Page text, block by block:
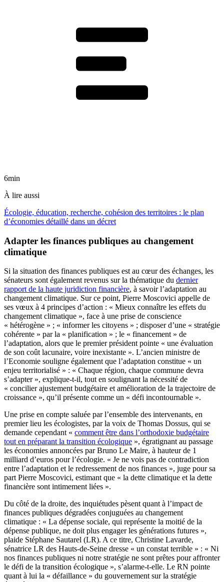
6min
À lire aussi
Écologie, éducation, recherche, cohésion des territoires : le plan
d’économies détaillé dans un décret
Adapter les finances publiques au changement
climatique
Si la situation des finances publiques est au cœur des échanges, les
sénateurs sont également revenus sur la thématique du dernier
rapport de la haute juridiction financière, à savoir l’adaptation au
changement climatique. Sur ce point, Pierre Moscovici appelle de
ses vœux à 4 principes d’action : « Mieux connaître les effets du
changement climatique », face à une prise de conscience
« hétérogène » ; « informer les citoyens » ; disposer d’une « stratégie
cohérente » par la « planification » ; le « financement » de
l’adaptation, alors que le premier président pointe « une évaluation
de son coût lacunaire, voire inexistante ». L’ancien ministre de
l’Economie souligne également que l’adaptation constitue « un
enjeu territorialisé » : « Chaque région, chaque commune devra
s’adapter », explique-t-il, tout en soulignant la nécessité de
« concilier ajustement budgétaire et amélioration de la trajectoire de
croissance », qu’il présente comme un « défi incontournable ».
Une prise en compte saluée par l’ensemble des intervenants, en
premier lieu les écologistes, par la voix de Thomas Dossus, qui se
demande cependant « comment être dans l’orthodoxie budgétaire
tout en préparant la transition écologique », égratignant au passage
les économies annoncées par Bruno Le Maire, à hauteur de 1
milliard d’euros pour l’écologie. « Je ne vois pas de contradiction
entre l’adaptation et le redressement de nos finances », juge pour sa
part Pierre Moscovici, estimant que « la dette climatique et la dette
financière sont intimement liées ».
Du côté de la droite, des inquiétudes pèsent quant à l’impact de
finances publiques dégradées conjuguées au changement
climatique : « La dépense sociale, qui représente la moitié de la
dépense publique, ne doit plus engager les générations futures »,
plaide Stéphane Sautarel (LR). A ce titre, Christine Lavarde,
sénatrice LR des Hauts-de-Seine dresse « un constat terrible » : « Ni
nos finances publiques ni notre stratégie ne sont prêtes pour affronter
le défi de la transition écologique », s’alarme-t-elle. Le RN pointe
quant à lui la « défaillance » du gouvernement sur la stratégie